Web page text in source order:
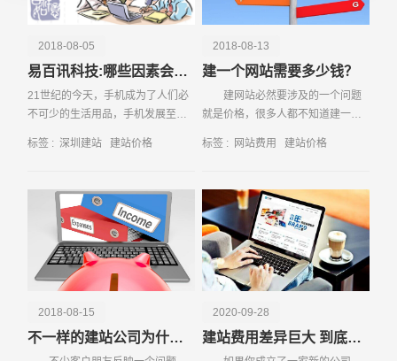
2018-08-05
易百讯科技:哪些因素会影响建站的价格
21世纪的今天，手机成为了人们必
不可少的生活用品，手机发展至今
着时间的推移，手机网站的技术也
多人都说：“出门可以
标签 : 深圳建站 建站价格
2018-08-13
建一个网站需要多少钱？
建网站必然要涉及的一个问题
就是价格，很多人都不知道建一个
网上提供的网站建设价格高低不
标签 : 网站费用 建站价格
2018-08-15
不一样的建站公司为什么建站价格会差很多
2020-09-28
建站费用差异巨大 到底差在何处